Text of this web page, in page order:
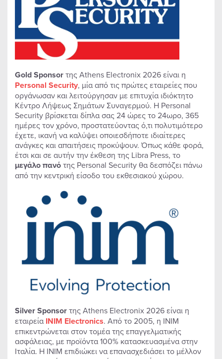
GoldSponsorτης Athens Electronix 2026 είναι η
Personal Security, μία από τις πρώτες εταιρείες που
οργάνωσαν και λειτούργησαν με επιτυχία ιδιόκτητο
Κέντρο Λήψεως Σημάτων Συναγερμού. Η Personal
Security βρίσκεται δίπλα σας 24 ώρες το 24ωρο, 365
ημέρες τον χρόνο, προστατεύοντας ό,τι πολυτιμότερο
έχετε, ικανή να καλύψει οποιεσδήποτε ιδιαίτερες
ανάγκες και απαιτήσεις προκύψουν. Όπως κάθε φορά,
έτσι και σε αυτήν την έκθεση της Libra Press, το
μεγάλο πανότης Personal Security θα δεσπόζει πάνω
από την κεντρική είσοδο του εκθεσιακού χώρου.
Silver Sponsorτης Athens Electronix 2026 είναι η
εταιρεία INIM Electronics. Από το 2005, η INIM
επικεντρώνεται στον τομέα της επαγγελματικής
ασφάλειας, με προϊόντα 100% κατασκευασμένα στην
Ιταλία. Η INIM επιδιώκει να επανασχεδιάσει το μέλλον